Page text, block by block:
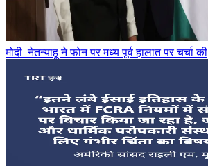
मोदी-नेतन्याहू ने फोन पर मध्य पूर्व हालात पर चर्चा की